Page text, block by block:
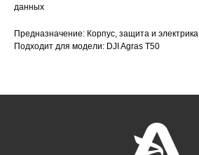
данных
Предназначение: Корпус, защита и электрика
Подходит для модели: DJI Agras T50